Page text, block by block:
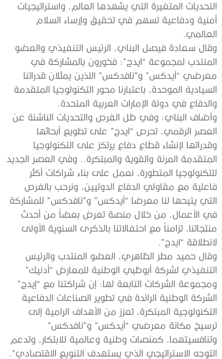
التحديات المتغيرة التي يشهدها العالم، واستراتيجيات
أمنية ودفاعية تسهم في تحقيق وإرساء السلام
العالمي.
وقال سعادة فيصل البناي، الرئيس التنفيذي والعضو
المنتدب لمجموعة “ايدج”: فخورون بالمشاركة في
معرضي “آيدكس” و”نافدكس” اللذين يمثلان قدراتنا
السيادية الموحدة، باعتبارنا محور التكنولوجيا المتقدمة
والدفاع في دولة الإمارات العربية المتحدة.
وأضاف البناي: وفي ظل الفرص والتحديات الناشئة عن
العصر الرقمي، تحرص “ايدج” على تطويع أبحاثها
وقدراتها لإنشاء قطاع دفاع يرتكز على التكنولوجيا
المتقدمة المرنة والقوية والمبتكرة.. وفي العصر الجديد
للتكنولوجيا المتطورة، نعمل على بناء شراكات أكثر
فاعلية مع مقاولي الدفاع الدوليين، ونرحب بالفرص
التي يتيحها لنا معرضا “آيدكس” و”نافدكس” للمشاركة
في الأعمال، من خلال منصة تعرض بعضاً من أحدث
منتجاتنا، تزامناً مع احتفالاتنا بالذكرى السنوية الأولى
لانطلاقة “ايدج”.
وقال حميد مطر الظاهري، العضو المنتدب والرئيس
التنفيذي لشركة أبوظبي الوطنية للمعارض “أدنيك”
ومجموعة الشركات التابعة لها: إن شراكتنا مع “إيدج”
الشركة الوطنية الرائدة في تطوير الصناعات الدفاعية
التكنولوجية المبتكرة، تعزز من الأهداف الرامية إلى
ترسيخ مكانة معرضي “آيدكس” و”نافدكس”
وتنافسيتهما، كمنصات وطنية وعالمية للابتكار، وتدعم
التوجه الاستراتيجي الذي يستهدف التنويع الاقتصادي”.